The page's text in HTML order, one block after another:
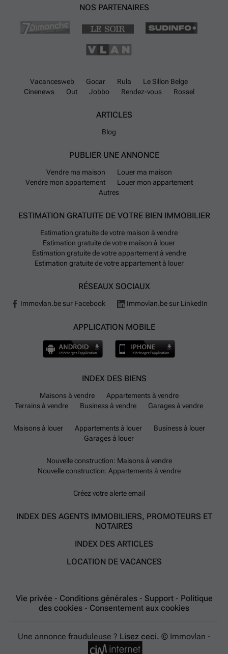
NOS PARTENAIRES
Vacancesweb Gocar Rula
Le Sillon Belge
Cinenews
Out Jobbo Rendez-vous Rossel
ARTICLES
Blog
PUBLIER UNE ANNONCE
Vendre ma maison
Louer ma maison
Vendre mon appartement
Louer mon appartement
Autres
ESTIMATION GRATUITE DE VOTRE BIEN IMMOBILIER
Estimation gratuite de votre maison à vendre
Estimation gratuite de votre maison à louer
Estimation gratuite de votre appartement à vendre
Estimation gratuite de votre appartement à louer
RÉSEAUX SOCIAUX
Immovlan.be sur Facebook Immovlan.be sur LinkedIn
APPLICATION MOBILE
INDEX DES BIENS
Maisons à vendre
Appartements à vendre
Terrains à vendre
Business à vendre Garages à vendre
Maisons à louer Appartements à louer
Business à louer
Garages à louer
Nouvelle construction: Maisons à vendre
Nouvelle construction: Appartements à vendre
Créez votre alerte email
INDEX DES AGENTS IMMOBILIERS, PROMOTEURS ET
NOTAIRES
INDEX DES ARTICLES
LOCATION DE VACANCES
Vie privée - Conditions générales - Support - Politique
des cookies - Consentement aux cookies
Une annonce frauduleuse ? Lisez ceci. © Immovlan -